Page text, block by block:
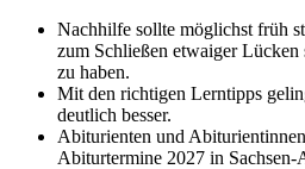
Nachhilfe sollte möglichst früh
zum Schließen etwaiger
zu haben.
Mit den richtigen Lerntipps
deutlich besser.
Abiturienten und
Abiturtermine 2027 in